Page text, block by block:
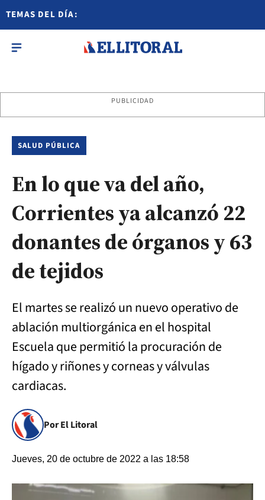
TEMAS DEL DÍA:
PUBLICIDAD
SALUD PÚBLICA
En lo que va del año,
Corrientes ya alcanzó 22
donantes de órganos y 63
de tejidos
El martes se realizó un nuevo operativo de
ablación multiorgánica en el hospital
Escuela que permitió la procuración de
hígado y riñones y corneas y válvulas
cardiacas.
Por El Litoral
Jueves, 20 de octubre de 2022 a las 18:58